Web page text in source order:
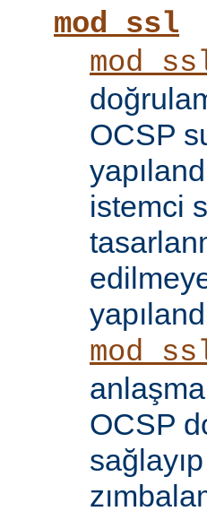
mod_ssl
OCSP
istemci
anlaşma
OCSP